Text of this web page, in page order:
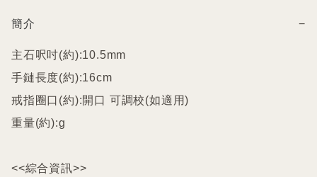
簡介 −
主石呎吋(約):10.5mm
手鏈長度(約):16cm
戒指圈口(約):開口 可調校(如適用)
重量(約):g
<<綜合資訊>>